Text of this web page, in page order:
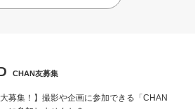
CHAN友募集
大募集！】撮影や企画に参加できる「CHAN